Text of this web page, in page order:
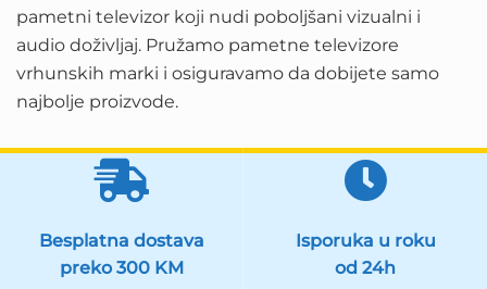
pametni televizor koji nudi poboljšani vizualni i
audio doživljaj. Pružamo pametne televizore
vrhunskih marki i osiguravamo da dobijete samo
najbolje proizvode.
Besplatna dostava
preko 300 KM
Isporuka u roku
od 24h